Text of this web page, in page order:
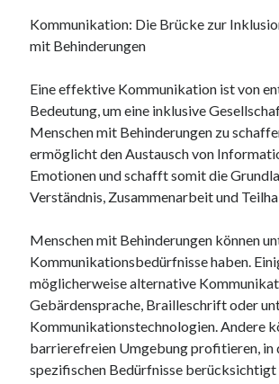
Kommunikation: Die Brücke zur
mit Behinderungen
Eine effektive Kommunikation ist von
Bedeutung, um eine inklusive
Menschen mit Behinderungen zu
ermöglicht den Austausch von
Emotionen und schafft somit die
Verständnis, Zusammenarbeit und
Menschen mit Behinderungen können
Kommunikationsbedürfnisse haben.
möglicherweise alternative
Gebärdensprache, Brailleschrift oder
Kommunikationstechnologien. Andere
barrierefreien Umgebung profitieren, in
spezifischen Bedürfnisse berücksichtigt